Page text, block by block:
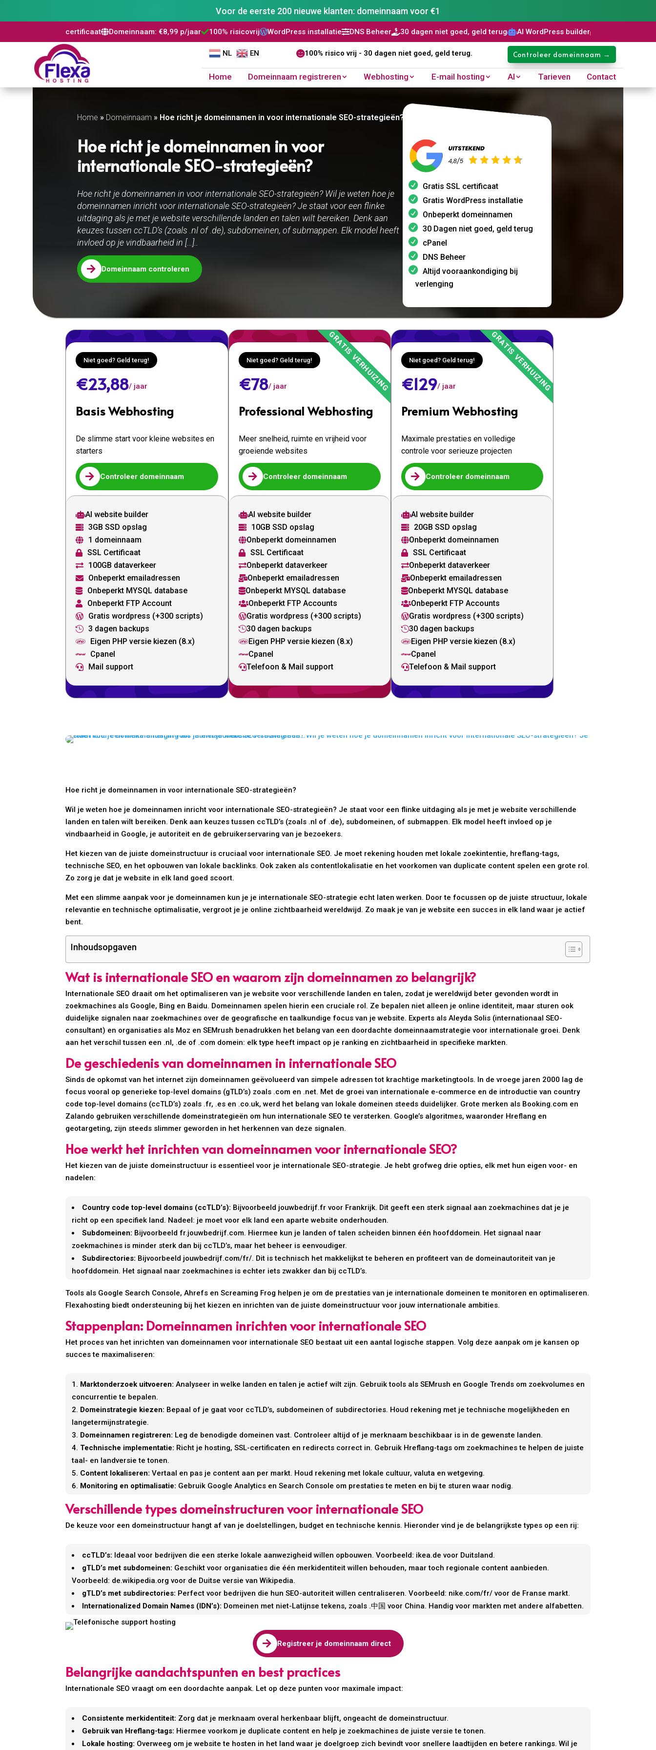
Voor de eerste 200 nieuwe klanten: domeinnaam voor €1
Domeinnaam: €8,99 p/jaar 100% risicovrijWordPress installatie DNS Beheer30 dagen niet goed, geld terugAI WordPress builderGratis SSL certificaat
NL EN 100% risico vrij - 30 dagen niet goed, geld terug. Controleer domeinnaam →
Home Domeinnaam registreren Webhosting E-mail hosting AI Tarieven Contact
Home » Domeinnaam » Hoe richt je domeinnamen in voor internationale SEO-strategieën?
Hoe richt je domeinnamen in voor
internationale SEO-strategieën?
Hoe richt je domeinnamen in voor internationale SEO-strategieën? Wil je weten hoe je
domeinnamen inricht voor internationale SEO-strategieën? Je staat voor een flinke
uitdaging als je met je website verschillende landen en talen wilt bereiken. Denk aan
keuzes tussen ccTLD’s (zoals .nl of .de), subdomeinen, of submappen. Elk model heeft
invloed op je vindbaarheid in […]..
 Domeinnaam controleren
Gratis SSL certificaat
Gratis WordPress installatie
Onbeperkt domeinnamen
30 Dagen niet goed, geld terug
cPanel
DNS Beheer
Altijd vooraankondiging bij
verlenging
Niet goed? Geld terug!
€23,88/ jaar
Basis Webhosting
De slimme start voor kleine websites en
starters
 Controleer domeinnaam
AI website builder
 3GB SSD opslag
 1 domeinnaam
 SSL Certificaat
 100GB dataverkeer
 Onbeperkt emailadressen
 Onbeperkt MYSQL database
 Onbeperkt FTP Account
 Gratis wordpress (+300 scripts)
 3 dagen backups
 Eigen PHP versie kiezen (8.x)
 Cpanel
 Mail support
Niet goed? Geld terug!
€78/ jaar
Professional Webhosting
Meer snelheid, ruimte en vrijheid voor
groeiende websites
 Controleer domeinnaam
AI website builder
 10GB SSD opslag
Onbeperkt domeinnamen
 SSL Certificaat
Onbeperkt dataverkeer
Onbeperkt emailadressen
Onbeperkt MYSQL database
Onbeperkt FTP Accounts
Gratis wordpress (+300 scripts)
30 dagen backups
Eigen PHP versie kiezen (8.x)
Cpanel
Telefoon & Mail support
Niet goed? Geld terug!
€129/ jaar
Premium Webhosting
Maximale prestaties en volledige
controle voor serieuze projecten
 Controleer domeinnaam
AI website builder
 20GB SSD opslag
Onbeperkt domeinnamen
 SSL Certificaat
Onbeperkt dataverkeer
Onbeperkt emailadressen
Onbeperkt MYSQL database
Onbeperkt FTP Accounts
Gratis wordpress (+300 scripts)
30 dagen backups
Eigen PHP versie kiezen (8.x)
Cpanel
Telefoon & Mail support
Hoe richt je domeinnamen in voor internationale SEO-strategieën?
Wil je weten hoe je domeinnamen inricht voor internationale SEO-strategieën? Je staat voor een flinke uitdaging als je met je website verschillende
landen en talen wilt bereiken. Denk aan keuzes tussen ccTLD’s (zoals .nl of .de), subdomeinen, of submappen. Elk model heeft invloed op je
vindbaarheid in Google, je autoriteit en de gebruikerservaring van je bezoekers.
Het kiezen van de juiste domeinstructuur is cruciaal voor internationale SEO. Je moet rekening houden met lokale zoekintentie, hreflang-tags,
technische SEO, en het opbouwen van lokale backlinks. Ook zaken als contentlokalisatie en het voorkomen van duplicate content spelen een grote rol.
Zo zorg je dat je website in elk land goed scoort.
Met een slimme aanpak voor je domeinnamen kun je je internationale SEO-strategie echt laten werken. Door te focussen op de juiste structuur, lokale
relevantie en technische optimalisatie, vergroot je je online zichtbaarheid wereldwijd. Zo maak je van je website een succes in elk land waar je actief
bent.
Inhoudsopgaven
Wat is internationale SEO en waarom zijn domeinnamen zo belangrijk?
Internationale SEO draait om het optimaliseren van je website voor verschillende landen en talen, zodat je wereldwijd beter gevonden wordt in
zoekmachines als Google, Bing en Baidu. Domeinnamen spelen hierin een cruciale rol. Ze bepalen niet alleen je online identiteit, maar sturen ook
duidelijke signalen naar zoekmachines over de geografische en taalkundige focus van je website. Experts als Aleyda Solis (internationaal SEO-
consultant) en organisaties als Moz en SEMrush benadrukken het belang van een doordachte domeinnaamstrategie voor internationale groei. Denk
aan het verschil tussen een .nl, .de of .com domein: elk type heeft impact op je ranking en zichtbaarheid in specifieke markten.
De geschiedenis van domeinnamen in internationale SEO
Sinds de opkomst van het internet zijn domeinnamen geëvolueerd van simpele adressen tot krachtige marketingtools. In de vroege jaren 2000 lag de
focus vooral op generieke top-level domains (gTLD’s) zoals .com en .net. Met de groei van internationale e-commerce en de introductie van country
code top-level domains (ccTLD’s) zoals .fr, .es en .co.uk, werd het belang van lokale domeinen steeds duidelijker. Grote merken als Booking.com en
Zalando gebruiken verschillende domeinstrategieën om hun internationale SEO te versterken. Google’s algoritmes, waaronder Hreflang en
geotargeting, zijn steeds slimmer geworden in het herkennen van deze signalen.
Hoe werkt het inrichten van domeinnamen voor internationale SEO?
Het kiezen van de juiste domeinstructuur is essentieel voor je internationale SEO-strategie. Je hebt grofweg drie opties, elk met hun eigen voor- en
nadelen:
Country code top-level domains (ccTLD’s): Bijvoorbeeld jouwbedrijf.fr voor Frankrijk. Dit geeft een sterk signaal aan zoekmachines dat je je
richt op een specifiek land. Nadeel: je moet voor elk land een aparte website onderhouden.
Subdomeinen: Bijvoorbeeld fr.jouwbedrijf.com. Hiermee kun je landen of talen scheiden binnen één hoofddomein. Het signaal naar
zoekmachines is minder sterk dan bij ccTLD’s, maar het beheer is eenvoudiger.
Subdirectories: Bijvoorbeeld jouwbedrijf.com/fr/. Dit is technisch het makkelijkst te beheren en profiteert van de domeinautoriteit van je
hoofddomein. Het signaal naar zoekmachines is echter iets zwakker dan bij ccTLD’s.
Tools als Google Search Console, Ahrefs en Screaming Frog helpen je om de prestaties van je internationale domeinen te monitoren en optimaliseren.
Flexahosting biedt ondersteuning bij het kiezen en inrichten van de juiste domeinstructuur voor jouw internationale ambities.
Stappenplan: Domeinnamen inrichten voor internationale SEO
Het proces van het inrichten van domeinnamen voor internationale SEO bestaat uit een aantal logische stappen. Volg deze aanpak om je kansen op
succes te maximaliseren:
Marktonderzoek uitvoeren: Analyseer in welke landen en talen je actief wilt zijn. Gebruik tools als SEMrush en Google Trends om zoekvolumes en
concurrentie te bepalen.
Domeinstrategie kiezen: Bepaal of je gaat voor ccTLD’s, subdomeinen of subdirectories. Houd rekening met je technische mogelijkheden en
langetermijnstrategie.
Domeinnamen registreren: Leg de benodigde domeinen vast. Controleer altijd of je merknaam beschikbaar is in de gewenste landen.
Technische implementatie: Richt je hosting, SSL-certificaten en redirects correct in. Gebruik Hreflang-tags om zoekmachines te helpen de juiste
taal- en landversie te tonen.
Content lokaliseren: Vertaal en pas je content aan per markt. Houd rekening met lokale cultuur, valuta en wetgeving.
Monitoring en optimalisatie: Gebruik Google Analytics en Search Console om prestaties te meten en bij te sturen waar nodig.
Verschillende types domeinstructuren voor internationale SEO
De keuze voor een domeinstructuur hangt af van je doelstellingen, budget en technische kennis. Hieronder vind je de belangrijkste types op een rij:
ccTLD’s: Ideaal voor bedrijven die een sterke lokale aanwezigheid willen opbouwen. Voorbeeld: ikea.de voor Duitsland.
gTLD’s met subdomeinen: Geschikt voor organisaties die één merkidentiteit willen behouden, maar toch regionale content aanbieden.
Voorbeeld: de.wikipedia.org voor de Duitse versie van Wikipedia.
gTLD’s met subdirectories: Perfect voor bedrijven die hun SEO-autoriteit willen centraliseren. Voorbeeld: nike.com/fr/ voor de Franse markt.
Internationalized Domain Names (IDN’s): Domeinen met niet-Latijnse tekens, zoals .中国 voor China. Handig voor markten met andere alfabetten.
 Registreer je domeinnaam direct
Belangrijke aandachtspunten en best practices
Internationale SEO vraagt om een doordachte aanpak. Let op deze punten voor maximale impact:
Consistente merkidentiteit: Zorg dat je merknaam overal herkenbaar blijft, ongeacht de domeinstructuur.
Gebruik van Hreflang-tags: Hiermee voorkom je duplicate content en help je zoekmachines de juiste versie te tonen.
Lokale hosting: Overweeg om je website te hosten in het land waar je doelgroep zich bevindt voor snellere laadtijden en betere rankings. Wil je